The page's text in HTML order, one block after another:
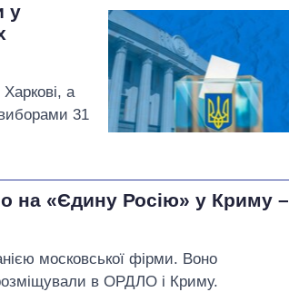
у
а
31
на «Єдину Росію» у Криму –
московської фірми. Воно
розміщували в ОРДЛО і Криму.